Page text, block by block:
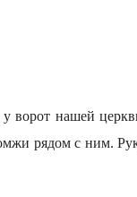
нашей
рядом с ним.